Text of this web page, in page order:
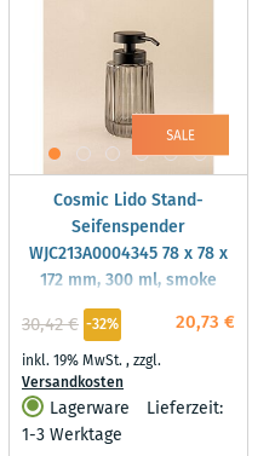
Cosmic Lido Stand-
Seifenspender
WJC213A0004345 78 x 78 x
172 mm, 300 ml, smoke
grey
20,73 €
30,42 € -32%
inkl. 19% MwSt.,zzgl.
Versandkosten
Lagerware
Lieferzeit:
1-3 Werktage